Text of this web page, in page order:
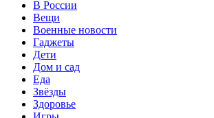
В России
Вещи
Военные новости
Гаджеты
Дети
Дом и сад
Еда
Звёзды
Здоровье